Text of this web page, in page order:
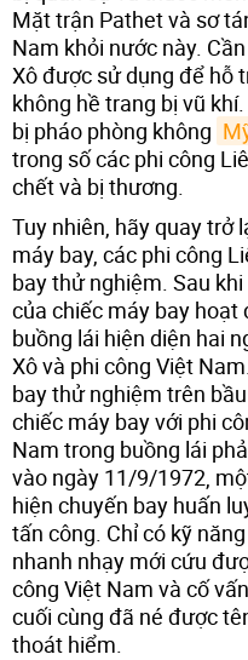
Mặt trận Pathet và sơ
Nam khỏi nước này.
Xô được sử dụng để hỗ
không hề trang bị vũ
bị pháo phòng không
trong số các phi công
chết và bị thương.
Tuy nhiên, hãy quay trở
máy bay, các phi công
bay thử nghiệm. Sau
của chiếc máy bay
buồng lái hiện diện hai
Xô và phi công Việt
bay thử nghiệm trên
chiếc máy bay với phi
Nam trong buồng lái
vào ngày 11/9/1972,
hiện chuyến bay huấn
tấn công. Chỉ có kỹ
nhanh nhạy mới cứu
công Việt Nam và cố
cuối cùng đã né được
thoát hiểm.